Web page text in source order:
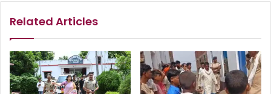
Related Articles